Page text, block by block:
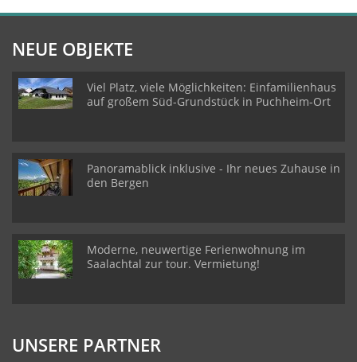
NEUE OBJEKTE
Viel Platz, viele Möglichkeiten: Einfamilienhaus
auf großem Süd-Grundstück in Puchheim-Ort
Panoramablick inklusive - Ihr neues Zuhause in
den Bergen
Moderne, neuwertige Ferienwohnung im
Saalachtal zur tour. Vermietung!
UNSERE PARTNER